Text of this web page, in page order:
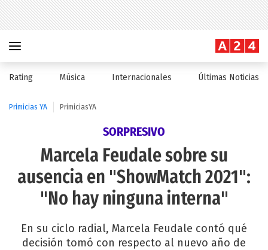
Rating Música Internacionales Últimas Noticias
Primicias YA PrimiciasYA
SORPRESIVO
Marcela Feudale sobre su
ausencia en "ShowMatch 2021":
"No hay ninguna interna"
En su ciclo radial, Marcela Feudale contó qué
decisión tomó con respecto al nuevo año de